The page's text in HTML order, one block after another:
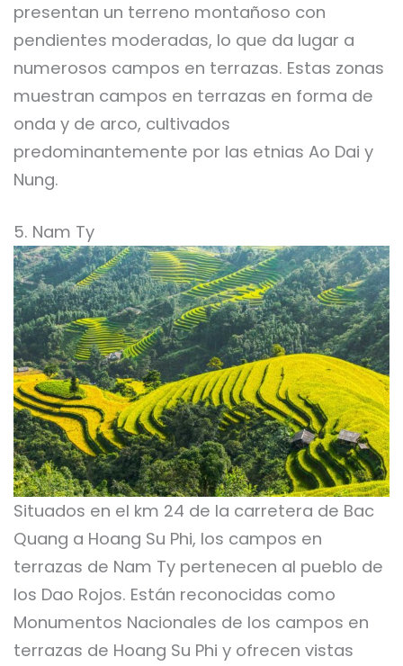
presentan un terreno montañoso con
pendientes moderadas, lo que da lugar a
numerosos campos en terrazas. Estas zonas
muestran campos en terrazas en forma de
onda y de arco, cultivados
predominantemente por las etnias Ao Dai y
Nung.
5. Nam Ty
Situados en el km 24 de la carretera de Bac
Quang a Hoang Su Phi, los campos en
terrazas de Nam Ty pertenecen al pueblo de
los Dao Rojos. Están reconocidas como
Monumentos Nacionales de los campos en
terrazas de Hoang Su Phi y ofrecen vistas